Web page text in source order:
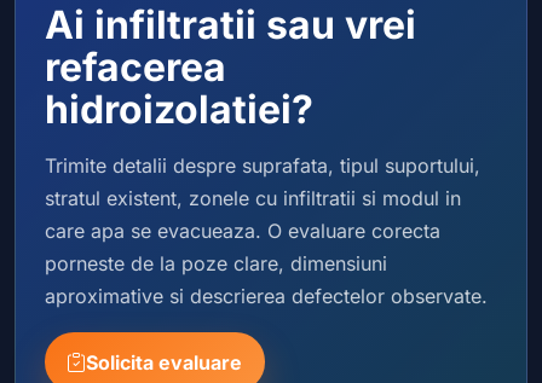
Ai infiltratii sau vrei
refacerea
hidroizolatiei?
Trimite detalii despre suprafata, tipul suportului,
stratul existent, zonele cu infiltratii si modul in
care apa se evacueaza. O evaluare corecta
porneste de la poze clare, dimensiuni
aproximative si descrierea defectelor observate.
Solicita evaluare